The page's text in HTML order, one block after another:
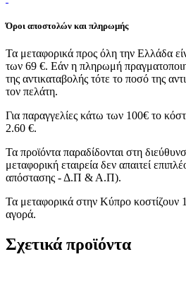
Όροι αποστολών και πληρωμής
Τα μεταφορικά προς όλη την Ελλάδα
των 69 €. Εάν η πληρωμή
της αντικαταβολής τότε το ποσό της
τον πελάτη.
Για παραγγελίες κάτω των 100€ το
2.60 €.
Τα προϊόντα παραδίδονται στη
μεταφορική εταιρεία δεν απαιτεί
απόστασης - Δ.Π & Α.Π).
Τα μεταφορικά στην Κύπρο κοστίζουν
αγορά.
Σχετικά προϊόντα